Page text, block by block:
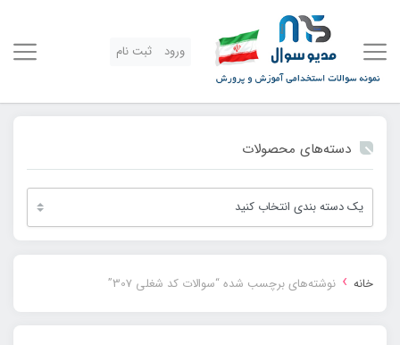
ورود ثبت نام
دسته‌های محصولات
خانه › نوشته‌های برچسب شده “سوالات کد شغلی 307”